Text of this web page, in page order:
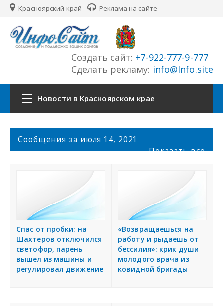
Красноярский край Реклама на сайте
Создать сайт: +7-922-777-9-777
Сделать рекламу: info@lnfo.site
Новости в Красноярском крае
Главная
История края
Подать объявление
Регионы России
Сообщения за июля 14, 2021
Показать все
Спас от пробки: на
Шахтеров отключился
светофор, парень
вышел из машины и
регулировал движение
«Возвращаешься на
работу и рыдаешь от
бессилия»: крик души
молодого врача из
ковидной бригады